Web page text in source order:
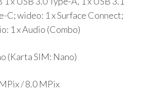
C; wideo: 1 x Surface Connect;
1 x Audio (Combo)
(Karta SIM: Nano)
/ 8.0 MPix